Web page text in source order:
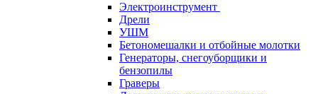
Электроинструмент
Дрели
УШМ
Бетономешалки и отбойные молотки
Генераторы, снегоуборщики и
бензопилы
Граверы